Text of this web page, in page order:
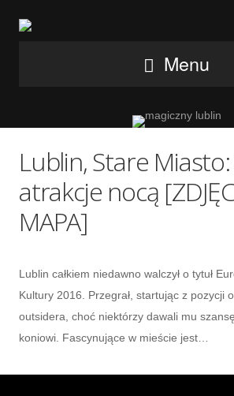
Menu
Lublin, Stare
atrakcje nocą
MAPA]
Lublin całkiem niedawno walczył o tytuł
Kultury 2016. Przegrał, startując z pozycji
outsidera, choć niektórzy dawali mu
koniowi. Fascynujące w mieście jest…